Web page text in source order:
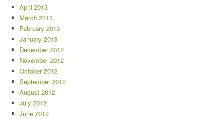
April 2013
March 2013
February 2013
January 2013
December 2012
November 2012
October 2012
September 2012
August 2012
July 2012
June 2012